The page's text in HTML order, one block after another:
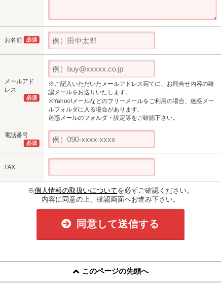
お名前 必須
メールアド
レス
必須
※ご記入いただいたメールアドレス宛てに、お問合せ内容の確
認メールをお送りいたします。
※Yahoo!メールなどのフリーメールをご利用の場合、迷惑メー
ルフォルダに入る場合があります。
迷惑メールのフォルダ・設定等をご確認下さい。
電話番号
必須
FAX
※個人情報の取扱いについてを必ずご確認ください。
内容に同意の上、確認画面へお進み下さい。
同意して送信する
このページの先頭へ